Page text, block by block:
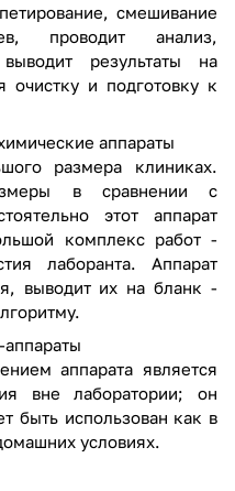
смешивание
проводит анализ,
результаты на
очистку и подготовку к
аппараты
размера клиниках.
в сравнении с
этот аппарат
комплекс работ -
лаборанта. Аппарат
выводит их на бланк -
аппарата является
вне лаборатории; он
быть использован как в
условиях.